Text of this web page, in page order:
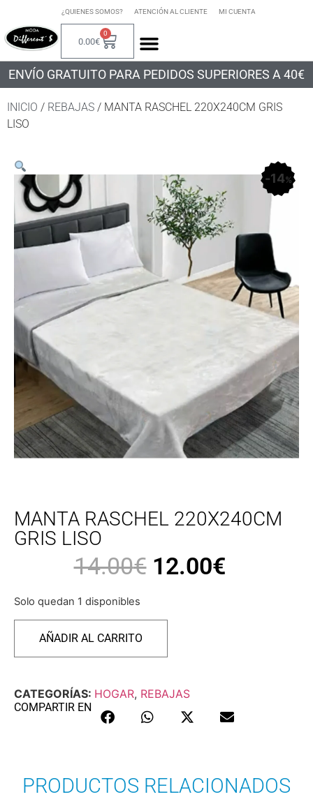
¿QUIENES SOMOS? ATENCIÓN AL CLIENTE MI CUENTA
0.00€
0
ENVÍO GRATUITO PARA PEDIDOS SUPERIORES A 40€
INICIO / REBAJAS / MANTA RASCHEL 220X240CM GRIS
LISO
14%
MANTA RASCHEL 220X240CM
GRIS LISO
14.00€ 12.00€
Solo quedan 1 disponibles
AÑADIR AL CARRITO
CATEGORÍAS: HOGAR, REBAJAS
COMPARTIR EN
PRODUCTOS RELACIONADOS